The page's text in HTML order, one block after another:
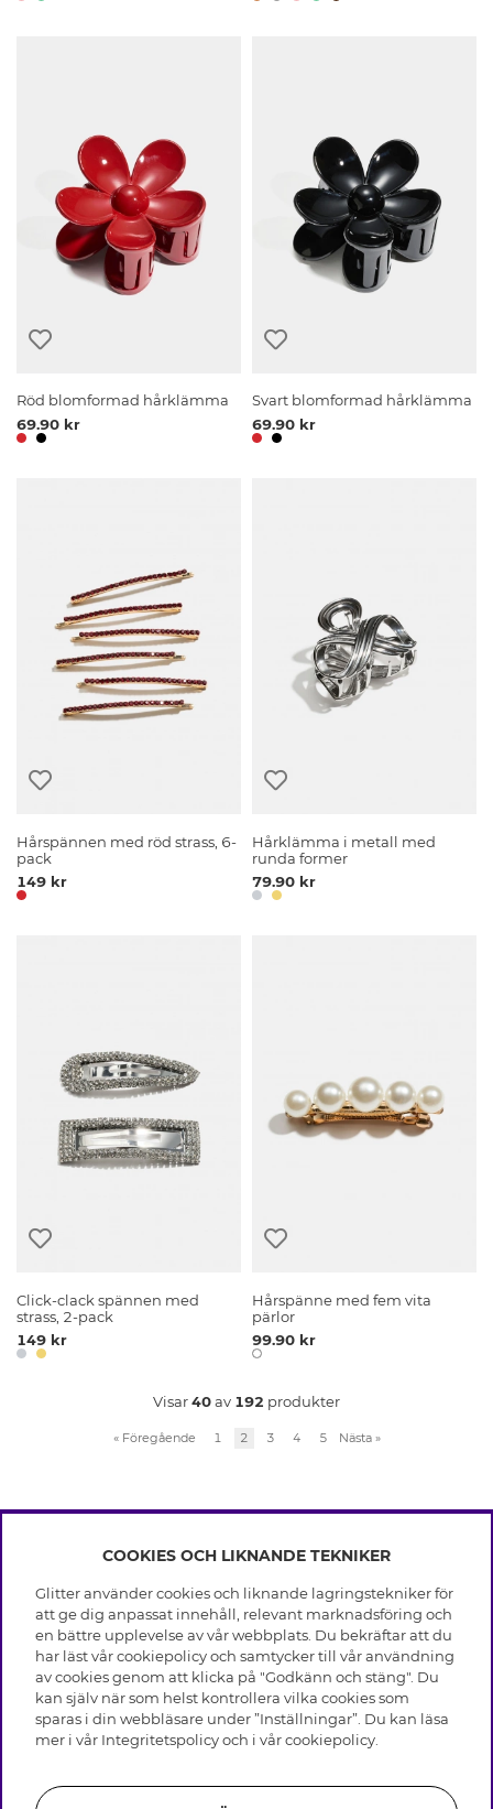
Röd blomformad hårklämma
69.90 kr
Svart blomformad hårklämma
69.90 kr
Hårspännen med röd strass, 6-
pack
149 kr
Hårklämma i metall med
runda former
79.90 kr
Click-clack spännen med
strass, 2-pack
149 kr
Hårspänne med fem vita
pärlor
99.90 kr
Visar40av 192 produkter
« Föregående 1 2 3 4 5 Nästa »
INFO
Leverans
Villkor
Integritetspolicy
Cookies
Medlemsvillkor
Jobba hos Glitter
Återkallelse
OM GLITTER
Black Friday
Våra butiker
Varumärken
Företagshistoria
Visselblåsning
HJÄLP
Vanliga frågor
Kundservice
COOKIES OCH LIKNANDE TEKNIKER
Glitter använder cookies och liknande lagringstekniker för
att ge dig anpassat innehåll, relevant marknadsföring och
en bättre upplevelse av vår webbplats. Du bekräftar att du
har läst vår cookiepolicy och samtycker till vår användning
av cookies genom att klicka på "Godkänn och stäng". Du
kan själv när som helst kontrollera vilka cookies som
sparas i din webbläsare under ”Inställningar”. Du kan läsa
mer i vår Integritetspolicyoch i vårcookiepolicy